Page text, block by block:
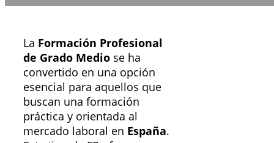
La Formación Profesional
de Grado Medio se ha
convertido en una opción
esencial para aquellos que
buscan una formación
práctica y orientada al
mercado laboral en España.